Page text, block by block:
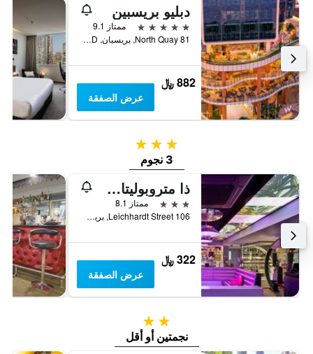
دبليو بريسبين
5 نجوم
ممتاز 9.1
81 North Quay, بريسبان, QLD, أستراليا
882 ﷼
عرض الصفقة
3 نجوم
3 نجوم
ذا متروبوليتان سبرينج هيل
3 نجوم
ممتاز 8.1
106 Leichhardt Street, بريسبان, QLD, أستراليا
322 ﷼
عرض الصفقة
2 نجمتين
نجمتين أو أقل